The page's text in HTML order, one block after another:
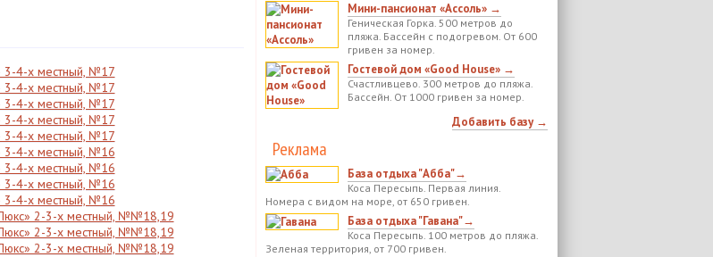
Мини-пансионат «Ассоль» →
Геническая Горка. 500 метров до
пляжа. Бассейн с подогревом. От 600
гривен за номер.
Гостевой дом «Good House» →
Счастливцево. 300 метров до пляжа.
Бассейн. От 1000 гривен за номер.
Добавить базу →
Реклама
База отдыха "Абба"→
Коса Пересыпь. Первая линия.
Номера с видом на море, от 650 гривен.
База отдыха "Гавана"→
Коса Пересыпь. 100 метров до пляжа.
Зеленая территория, от 700 гривен.